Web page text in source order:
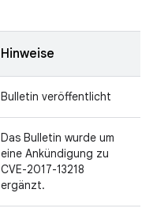
Hinweise
Bulletin veröffentlicht
Das Bulletin wurde um
eine Ankündigung zu
CVE-2017-13218
ergänzt.